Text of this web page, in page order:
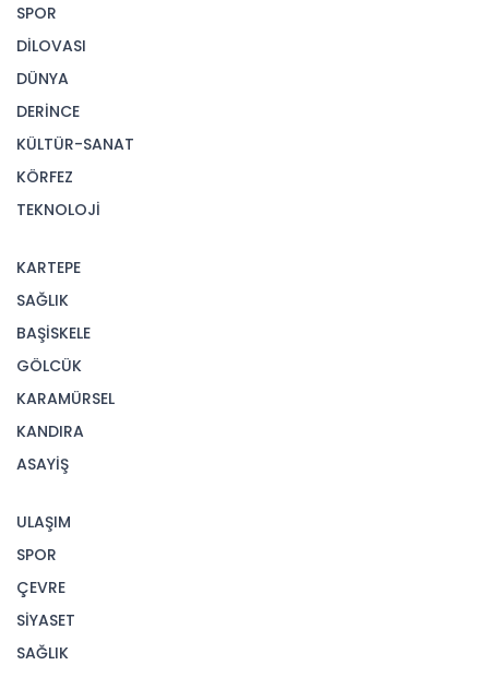
SPOR
DİLOVASI
DÜNYA
DERİNCE
KÜLTÜR-SANAT
KÖRFEZ
TEKNOLOJİ
KARTEPE
SAĞLIK
BAŞİSKELE
GÖLCÜK
KARAMÜRSEL
KANDIRA
ASAYİŞ
ULAŞIM
SPOR
ÇEVRE
SİYASET
SAĞLIK